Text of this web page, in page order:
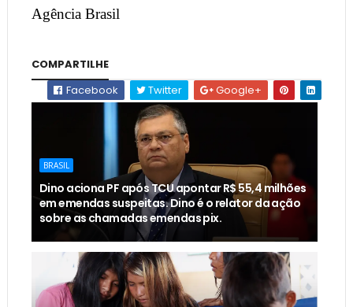
Agência Brasil
COMPARTILHE
Facebook
Twitter Google+
BRASIL
Dino aciona PF após TCU apontar R$ 55,4 milhões
em emendas suspeitas. Dino é o relator da ação
sobre as chamadas emendas pix.